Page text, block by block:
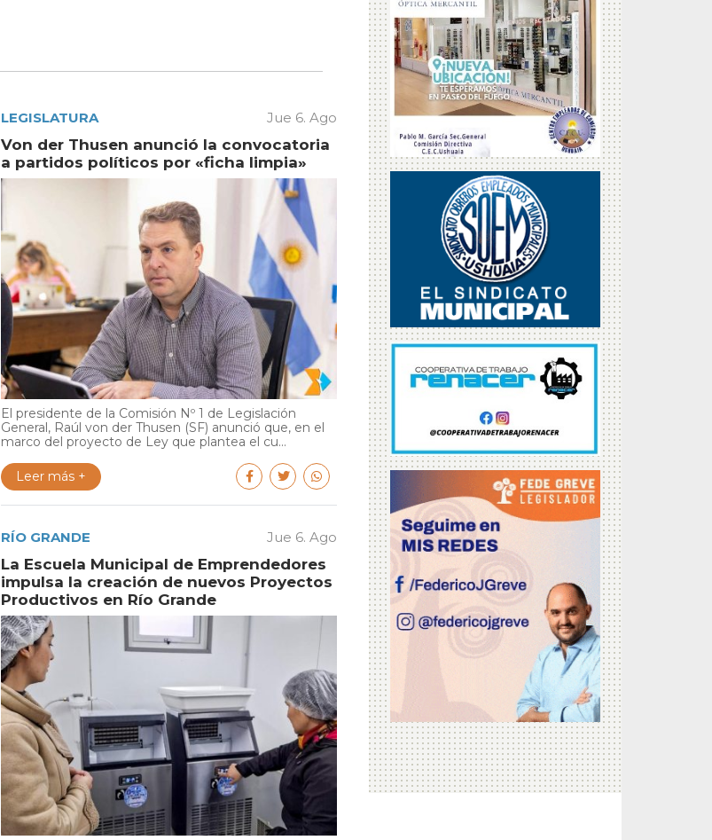
LEGISLATURA Jue 6. Ago
Von der Thusen anunció la convocatoria
a partidos políticos por «ficha limpia»
El presidente de la Comisión Nº 1 de Legislación
General, Raúl von der Thusen (SF) anunció que, en el
marco del proyecto de Ley que plantea el cu...
Leer más +
RÍO GRANDE Jue 6. Ago
La Escuela Municipal de Emprendedores
impulsa la creación de nuevos Proyectos
Productivos en Río Grande